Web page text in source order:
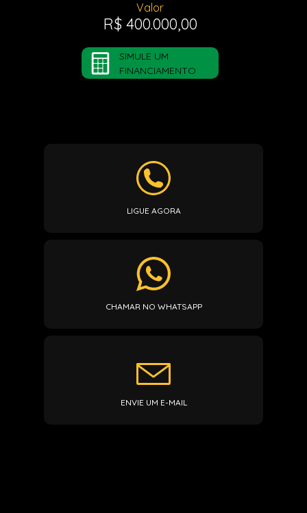
Valor
R$ 400.000,00
SIMULE UM
FINANCIAMENTO
LIGUE AGORA
CHAMAR NO WHATSAPP
ENVIE UM E-MAIL